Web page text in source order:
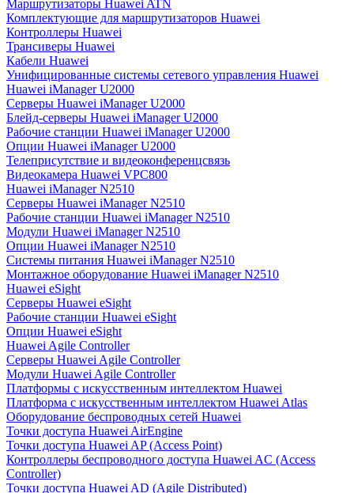
Маршрутизаторы Huawei ATN
Комплектующие для маршрутизаторов Huawei
Контроллеры Huawei
Трансиверы Huawei
Кабели Huawei
Унифицированные системы сетевого управления Huawei
Huawei iManager U2000
Серверы Huawei iManager U2000
Блейд-серверы Huawei iManager U2000
Рабочие станции Huawei iManager U2000
Опции Huawei iManager U2000
Телеприсутствие и видеоконференцсвязь
Видеокамера Huawei VPC800
Huawei iManager N2510
Серверы Huawei iManager N2510
Рабочие станции Huawei iManager N2510
Модули Huawei iManager N2510
Опции Huawei iManager N2510
Системы питания Huawei iManager N2510
Монтажное оборудование Huawei iManager N2510
Huawei eSight
Серверы Huawei eSight
Рабочие станции Huawei eSight
Опции Huawei eSight
Huawei Agile Controller
Серверы Huawei Agile Controller
Модули Huawei Agile Controller
Платформы с искусственным интеллектом Huawei
Платформа с искусственным интеллектом Huawei Atlas
Оборудование беспроводных сетей Huawei
Точки доступа Huawei AirEngine
Точки доступа Huawei AP (Access Point)
Контроллеры беспроводного доступа Huawei AC (Access
Controller)
Точки доступа Huawei AD (Agile Distributed)